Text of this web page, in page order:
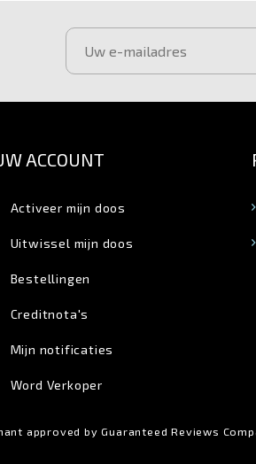
ACCOUNT
Activeer mijn doos
Uitwissel mijn doos
Bestellingen
Creditnota's
Mijn notificaties
Word Verkoper
approved by Guaranteed Reviews